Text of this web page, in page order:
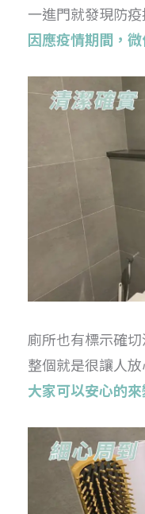
一進門就發現防
因應疫情期間，
廁所也有標示確
整個就是很讓人
大家可以安心的